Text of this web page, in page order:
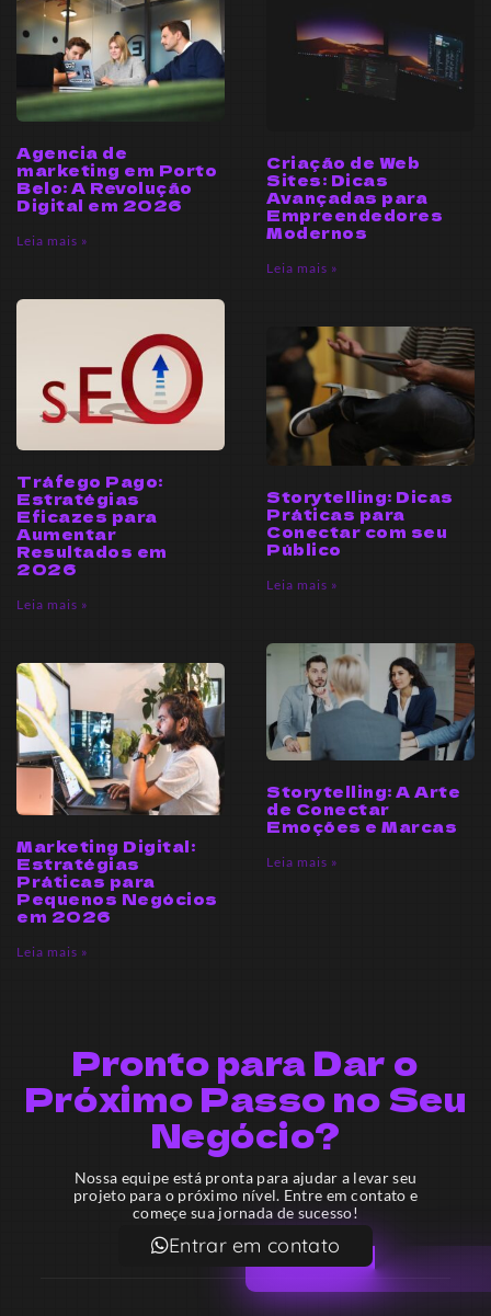
Agencia de
marketing em Porto
Belo: A Revolução
Digital em 2026
Leia mais »
Criação de Web
Sites: Dicas
Avançadas para
Empreendedores
Modernos
Leia mais »
Tráfego Pago:
Estratégias
Eficazes para
Aumentar
Resultados em
2026
Leia mais »
Storytelling: Dicas
Práticas para
Conectar com seu
Público
Leia mais »
Marketing Digital:
Estratégias
Práticas para
Pequenos Negócios
em 2026
Leia mais »
Storytelling: A Arte
de Conectar
Emoções e Marcas
Leia mais »
Pronto para Dar o
Próximo Passo no Seu
Negócio?
Nossa equipe está pronta para ajudar a levar seu
projeto para o próximo nível. Entre em contato e
começe sua jornada de sucesso!
Entrar em contato